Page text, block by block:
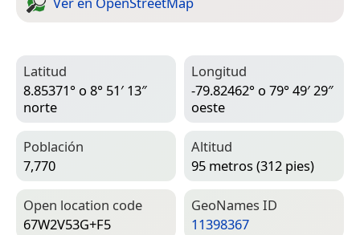
Latitud
8.85371° o 8° 51′ 13″
norte
Longitud
-79.82462° o 79° 49′ 29″
oeste
Población
7,770
Altitud
95 metros (312 pies)
Open location code
67W2V53G+F5
Geo­Names ID
11398367